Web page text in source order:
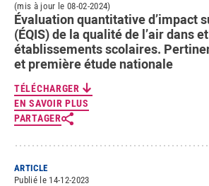
(mis à jour le 08-02-2024)
Évaluation quantitative d’impact
(ÉQIS) de la qualité de l’air dans
établissements scolaires.
et première étude nationale
TÉLÉCHARGER
EN SAVOIR PLUS
PARTAGER
ARTICLE
Publié le 14-12-2023